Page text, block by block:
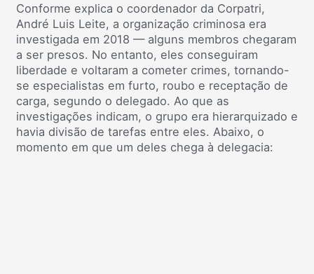
Conforme explica o coordenador da Corpatri,
André Luis Leite, a organização criminosa era
investigada em 2018 — alguns membros chegaram
a ser presos. No entanto, eles conseguiram
liberdade e voltaram a cometer crimes, tornando-
se especialistas em furto, roubo e receptação de
carga, segundo o delegado. Ao que as
investigações indicam, o grupo era hierarquizado e
havia divisão de tarefas entre eles. Abaixo, o
momento em que um deles chega à delegacia: